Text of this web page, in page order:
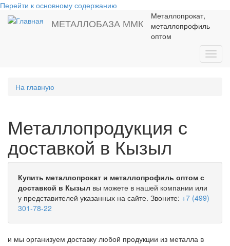
Перейти к основному содержанию
МЕТАЛЛОБАЗА ММК
Металлопрокат,
металлопрофиль
оптом
На главную
Металлопродукция с
доставкой в Кызыл
Купить металлопрокат и металлопрофиль оптом с
доставкой в Кызыл вы можете в нашей компании или
у представителей указанных на сайте. Звоните: +7 (499)
301-78-22
и мы организуем доставку любой продукции из металла в